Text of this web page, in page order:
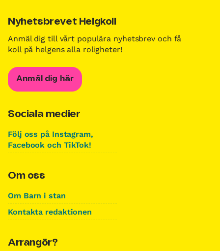
Nyhetsbrevet Helgkoll
Anmäl dig till vårt populära nyhetsbrev och få
koll på helgens alla roligheter!
Anmäl dig här
Sociala medier
Följ oss på Instagram,
Facebook och TikTok!
Om oss
Om Barn i stan
Kontakta redaktionen
Arrangör?